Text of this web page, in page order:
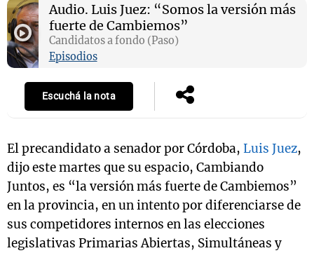
Audio. Luis Juez: “Somos la versión más
fuerte de Cambiemos”
Candidatos a fondo (Paso)
Episodios
Escuchá la nota
El precandidato a senador por Córdoba, Luis Juez,
dijo este martes que su espacio, Cambiando
Juntos, es “la versión más fuerte de Cambiemos”
en la provincia, en un intento por diferenciarse de
sus competidores internos en las elecciones
legislativas Primarias Abiertas, Simultáneas y